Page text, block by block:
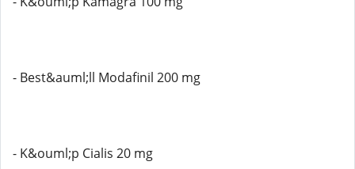
- Best&auml;ll Modafinil 200 mg
- K&ouml;p Cialis 20 mg